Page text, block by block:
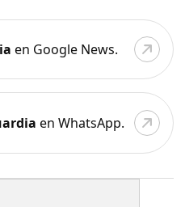
en Google News.
en WhatsApp.